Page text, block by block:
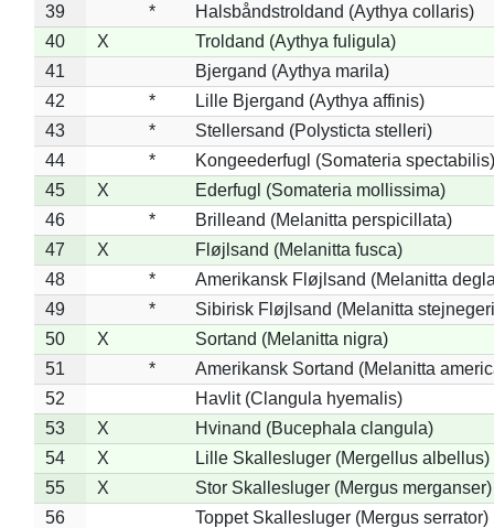
39
*
Halsbåndstroldand (Aythya collaris)
40
X
Troldand (Aythya fuligula)
41
Bjergand (Aythya marila)
42
*
Lille Bjergand (Aythya affinis)
43
*
Stellersand (Polysticta stelleri)
44
*
Kongeederfugl (Somateria spectabilis)
45
X
Ederfugl (Somateria mollissima)
46
*
Brilleand (Melanitta perspicillata)
47
X
Fløjlsand (Melanitta fusca)
48
*
Amerikansk Fløjlsand (Melanitta
49
*
Sibirisk Fløjlsand (Melanitta
50
X
Sortand (Melanitta nigra)
51
*
Amerikansk Sortand (Melanitta
52
Havlit (Clangula hyemalis)
53
X
Hvinand (Bucephala clangula)
54
X
Lille Skallesluger (Mergellus albellus)
55
X
Stor Skallesluger (Mergus merganser)
56
Toppet Skallesluger (Mergus serrator)